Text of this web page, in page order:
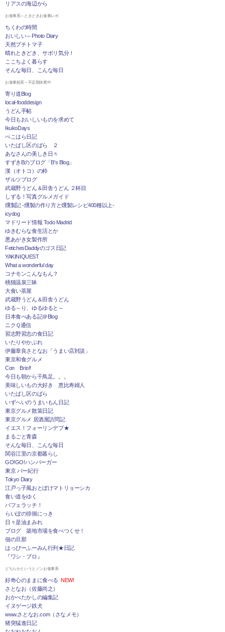
リアスの海辺から
お食事系～ときどきお食事レポ
ちくわの時間
おいしい～Photo Diary
天然プチトマ子
晴れときどき、サボリ気分！
ここちよく暮らす
そんな毎日、こんな毎日
お食事処系～不定期休業中
寄り道Blog
local-fooddesign
うどん手帖
今日もおいしいものを求めて
IkukoDays
ぺこはら日記
いたばし区のばら ２
あなさんの美しき日々
すずきBのブログ「B's Blog」
漢（オトコ）の粋
ザルツブログ
武蔵野うどん＆田舎うどん ２杯目
しずる！写真グルメガイド
燻製記 -燻製の作り方と燻製レシピ400種以上-
icydog
マドリード情報 Todo Madrid
ゆきむらな食生活とか
悪あがき女製作所
FetichesDaddyのゴス日記
YAKINIQUEST
What a wonderful day
コナモンこんなもん？
桃猫温泉三昧
大食い茶屋
武蔵野うどん＆田舎うどん
ゆる～り、ゆるゆると～
日本食べある記＠Blog
ニクＱ通信
習志野習志の食日記
いたりやかぶれ
伊藤章良さとなお「うまい店対談」
東京和食グルメ
Con Brio!!
今日も朝から千鳥足。。。
美味しいもの大好き 恵比寿婦人
いたばし区のばら
いずへいのうまいもん日記
東京グルメ散策日記
東京グルメ 居酒屋訪問記
イエス！フォーリンデブ★
まるごと青森
そんな毎日、こんな毎日
関谷江里の京都暮らし
GO!GO!ハンバーガー
東京 バー紀行
Tokyo Diary
江戸っ子風おとぼけマトリョーシカ
食い道をゆく
パフェラッチ！
らいぽの徘徊にっき
日々是油まみれ
ブログ 築地市場を食べつくせ！
佃の旦那
はっぴーふーみん行列★日記
『ワシ・ブロ』
どちらかというとノンお食事系
好奇心のままに食べる NEW!
さとなお（佐藤尚之）
おかべたかしの編集記
イヌゲージ鉄犬
www.さとなお.com（さなメモ）
猪突猛進日記